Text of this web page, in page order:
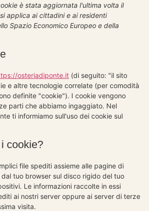
è stata aggiornata l'ultima volta il
applica ai cittadini e ai residenti
Spazio Economico Europeo e della
osteriadiponte.it (di seguito: "il sito
e altre tecnologie correlate (per comodità
definite "cookie"). I cookie vengono
parti che abbiamo ingaggiato. Nel
ti informiamo sull'uso dei cookie sul
cookie?
file spediti assieme alle pagine di
tuo browser sul disco rigido del tuo
Le informazioni raccolte in essi
ai nostri server oppure ai server di terze
visita.